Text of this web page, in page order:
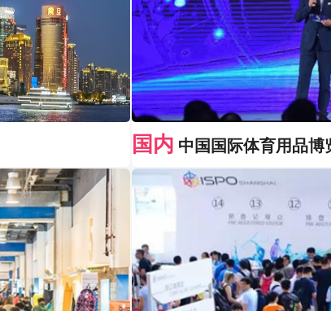
国内 中国国际体育用品博